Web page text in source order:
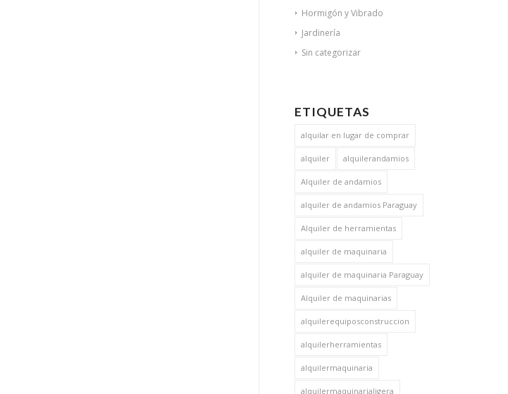
Hormigón y Vibrado
Jardinería
Sin categorizar
ETIQUETAS
alquilar en lugar de comprar
alquiler alquilerandamios
Alquiler de andamios
alquiler de andamios Paraguay
Alquiler de herramientas
alquiler de maquinaria
alquiler de maquinaria Paraguay
Alquiler de maquinarias
alquilerequiposconstruccion
alquilerherramientas
alquilermaquinaria
alquilermaquinarialigera